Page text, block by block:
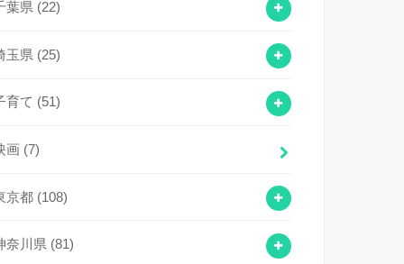
葉県 (22)
玉県 (25)
育て (51)
画 (7)
京都 (108)
奈川県 (81)